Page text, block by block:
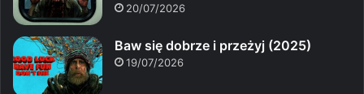
20/07/2026
Baw się dobrze i przeżyj (2025)
19/07/2026